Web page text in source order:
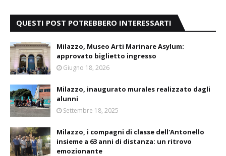
QUESTI POST POTREBBERO INTERESSARTI
Milazzo, Museo Arti Marinare Asylum:
approvato biglietto ingresso
Giugno 18, 2026
Milazzo, inaugurato murales realizzato dagli
alunni
Settembre 18, 2025
Milazzo, i compagni di classe dell'Antonello
insieme a 63 anni di distanza: un ritrovo
emozionante